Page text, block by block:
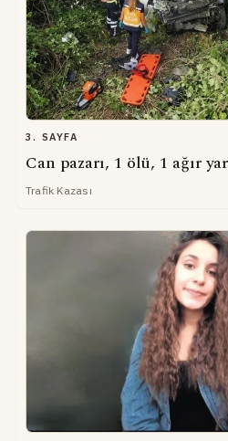
3. SAYFA
Can pazarı, 1 ölü, 1 ağır
Trafik Kazası